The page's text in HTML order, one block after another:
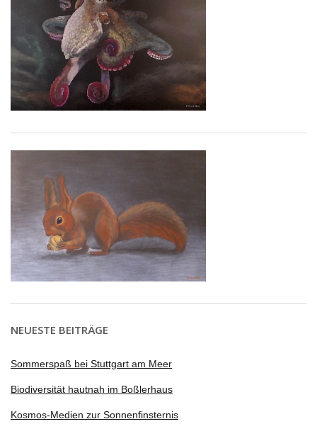
NEUESTE BEITRÄGE
Sommerspaß bei Stuttgart am Meer
Biodiversität hautnah im Boßlerhaus
Kosmos-Medien zur Sonnenfinsternis